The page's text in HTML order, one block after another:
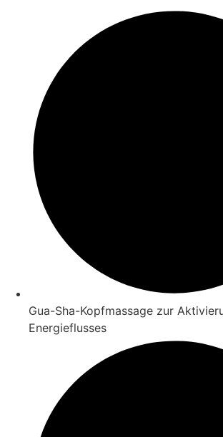
Gua-Sha-Kopfmassage zur
Energieflusses